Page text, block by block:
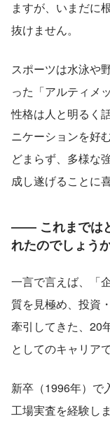
ますが、いまだに
抜けません。
スポーツは水泳や
った「アルティメ
性格は人と明るく
ニケーションを好
どまらず、多様な
成し遂げることに
―― これまでは
れたのでしょう
一言で言えば、「
質を見極め、投資
牽引してきた、20
としてのキャリアで
新卒（1996年）で
工場実査を経験し